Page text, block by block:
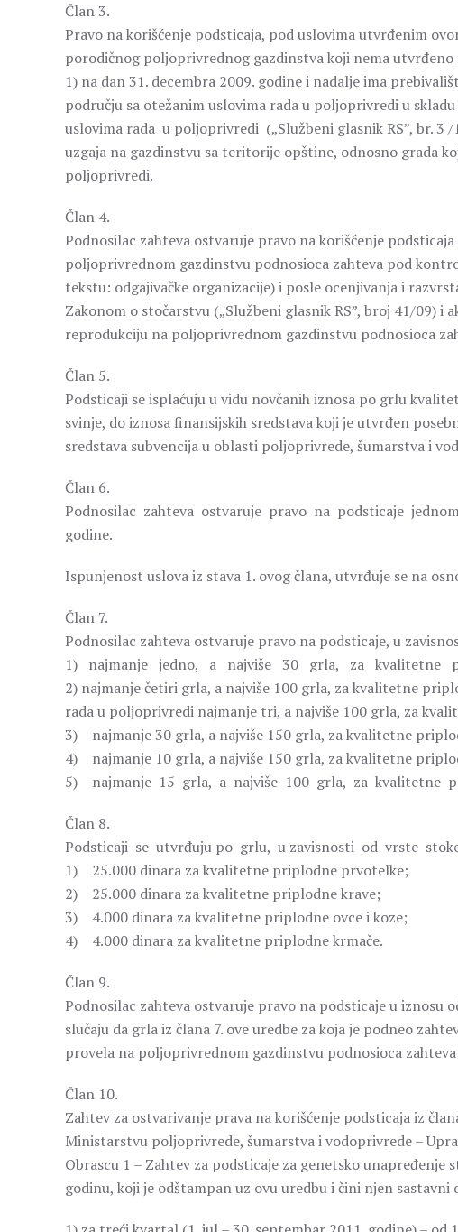
Član 3.
Pravo na korišćenje podsticaja, pod uslovima utvrđenim
porodičnog poljoprivrednog gazdinstva koji nema
1) na dan 31. decembra 2009. godine i nadalje ima
području sa otežanim uslovima rada u poljoprivredi u
uslovima rada u poljoprivredi („Službeni glasnik RS”, br. 3
uzgaja na gazdinstvu sa teritorije opštine, odnosno grada
poljoprivredi.
Član 4.
Podnosilac zahteva ostvaruje pravo na korišćenje
poljoprivrednom gazdinstvu podnosioca zahteva pod
tekstu: odgajivačke organizacije) i posle ocenjivanja i
Zakonom o stočarstvu („Službeni glasnik RS”, broj 41/09) i
reprodukciju na poljoprivrednom gazdinstvu podnosioca
Član 5.
Podsticaji se isplaćuju u vidu novčanih iznosa po grlu
svinje, do iznosa finansijskih sredstava koji je utvrđen
sredstava subvencija u oblasti poljoprivrede, šumarstva i
Član 6.
Podnosilac zahteva ostvaruje pravo na podsticaje
godine.
Ispunjenost uslova iz stava 1. ovog člana, utvrđuje se na
Član 7.
Podnosilac zahteva ostvaruje pravo na podsticaje, u
1) najmanje jedno, a najviše 30 grla, za kvalitetne
2) najmanje četiri grla, a najviše 100 grla, za kvalitetne
rada u poljoprivredi najmanje tri, a najviše 100 grla, za
3) najmanje 30 grla, a najviše 150 grla, za kvalitetne
4) najmanje 10 grla, a najviše 150 grla, za kvalitetne
5) najmanje 15 grla, a najviše 100 grla, za kvalitetne
Član 8.
Podsticaji se utvrđuju po grlu, u zavisnosti od vrste
1) 25.000 dinara za kvalitetne priplodne prvotelke;
2) 25.000 dinara za kvalitetne priplodne krave;
3) 4.000 dinara za kvalitetne priplodne ovce i koze;
4) 4.000 dinara za kvalitetne priplodne krmače.
Član 9.
Podnosilac zahteva ostvaruje pravo na podsticaje u iznosu
slučaju da grla iz člana 7. ove uredbe za koja je podneo
provela na poljoprivrednom gazdinstvu podnosioca
Član 10.
Zahtev za ostvarivanje prava na korišćenje podsticaja iz
Ministarstvu poljoprivrede, šumarstva i vodoprivrede –
Obrascu 1 – Zahtev za podsticaje za genetsko
godinu, koji je odštampan uz ovu uredbu i čini njen sastavni